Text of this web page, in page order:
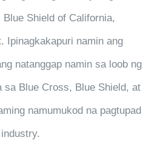
Shield of California,
Ipinagkakapuri namin ang
natanggap namin sa loob ng
sa Blue Cross, Blue Shield, at
namumukod na pagtupad